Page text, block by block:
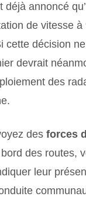
déjà annoncé
de vitesse à
cette décision
devrait
des
des forces
des routes,
leur